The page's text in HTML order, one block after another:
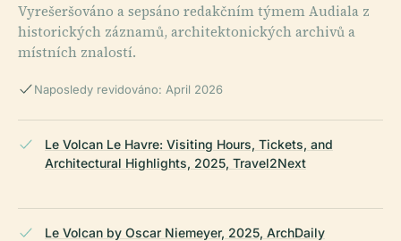
Vyrešeršováno a sepsáno redakčním týmem Audiala z
historických záznamů, architektonických archivů a
místních znalostí.
Naposledy revidováno: April 2026
Le Volcan Le Havre: Visiting Hours, Tickets, and
Architectural Highlights, 2025, Travel2Next
Le Volcan by Oscar Niemeyer, 2025, ArchDaily